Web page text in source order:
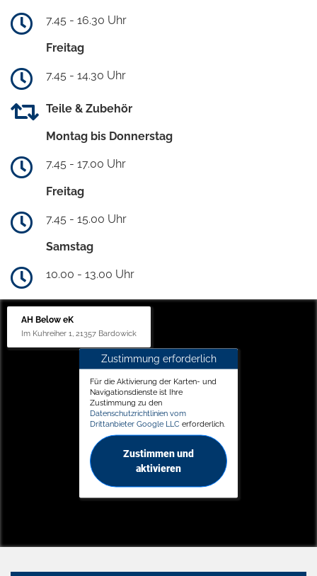
7.45 - 16.30 Uhr
Freitag
7.45 - 14.30 Uhr
Teile & Zubehör
Montag bis Donnerstag
7.45 - 17.00 Uhr
Freitag
7.45 - 15.00 Uhr
Samstag
10.00 - 13.00 Uhr
AH Below eK
Im Kuhreiher 1, 21357 Bardowick
Zustimmung erforderlich
Für die Aktivierung der Karten- und
Navigationsdienste ist Ihre
Zustimmung zu den
Datenschutzrichtlinien vom
Drittanbieter Google LLC erforderlich.
Zustimmen und
aktivieren